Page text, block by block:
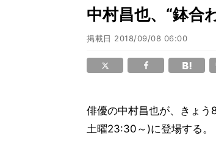
中村昌也、“鉢合
掲載日 2018/09/08 06:00
俳優の中村昌也が、きょう
土曜23:30～)に登場する。